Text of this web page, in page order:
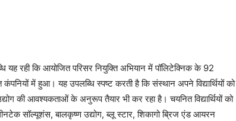
रही कि आयोजित परिसर नियुक्ति अभियान में पॉलिटेक्निक के 92
में हुआ। यह उपलब्धि स्पष्ट करती है कि संस्थान अपने विद्यार्थियों को
की आवश्यकताओं के अनुरूप तैयार भी कर रहा है। चयनित विद्यार्थियों को
सॉल्यूशंस, बालकृष्ण उद्योग, ब्लू स्टार, शिकागो ब्रिज एंड आयरन